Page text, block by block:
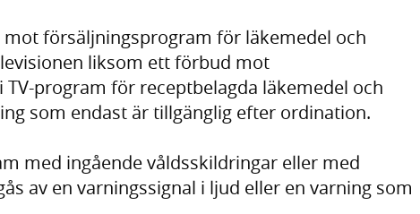
försäljningsprogram för läkemedel och
liksom ett förbud mot
program för receptbelagda läkemedel och
som endast är tillgänglig efter ordination.
med ingående våldsskildringar eller med
av en varningssignal i ljud eller en varning som